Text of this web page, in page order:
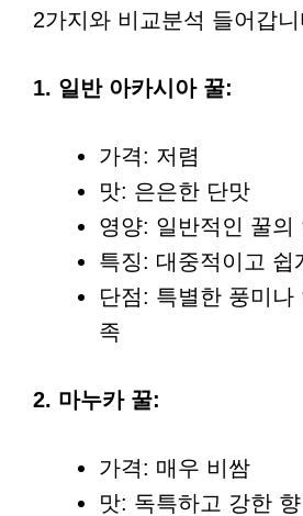
2가지와 비교분석 들어갑니
1. 일반 아카시아 꿀:
가격: 저렴
맛: 은은한 단맛
영양: 일반적인 꿀의
특징: 대중적이고 쉽
단점: 특별한 풍미나
족
2. 마누카 꿀:
가격: 매우 비쌈
맛: 독특하고 강한 향